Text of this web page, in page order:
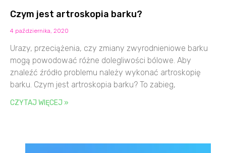
Czym jest artroskopia barku?
4 października, 2020
Urazy, przeciążenia, czy zmiany zwyrodnieniowe barku
mogą powodować różne dolegliwości bólowe. Aby
znaleźć źródło problemu należy wykonać artroskopię
barku. Czym jest artroskopia barku? To zabieg,
CZYTAJ WIĘCEJ »